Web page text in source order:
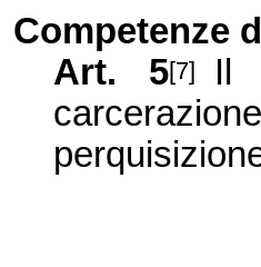
Competenze
Art. 5[7]
Il